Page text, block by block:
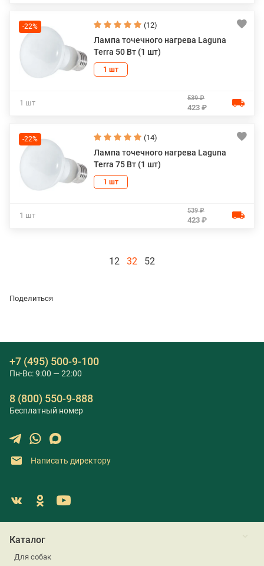
-22% (12)
Лампа точечного нагрева Laguna
Terra 50 Вт (1 шт)
1 шт
1 шт
539 ₽
423 ₽
-22% (14)
Лампа точечного нагрева Laguna
Terra 75 Вт (1 шт)
1 шт
1 шт
539 ₽
423 ₽
12 32 52
Поделиться
+7 (495) 500-9-100
Пн-Вс: 9:00 — 22:00
8 (800) 550-9-888
Бесплатный номер
Написать директору
Каталог
Для собак